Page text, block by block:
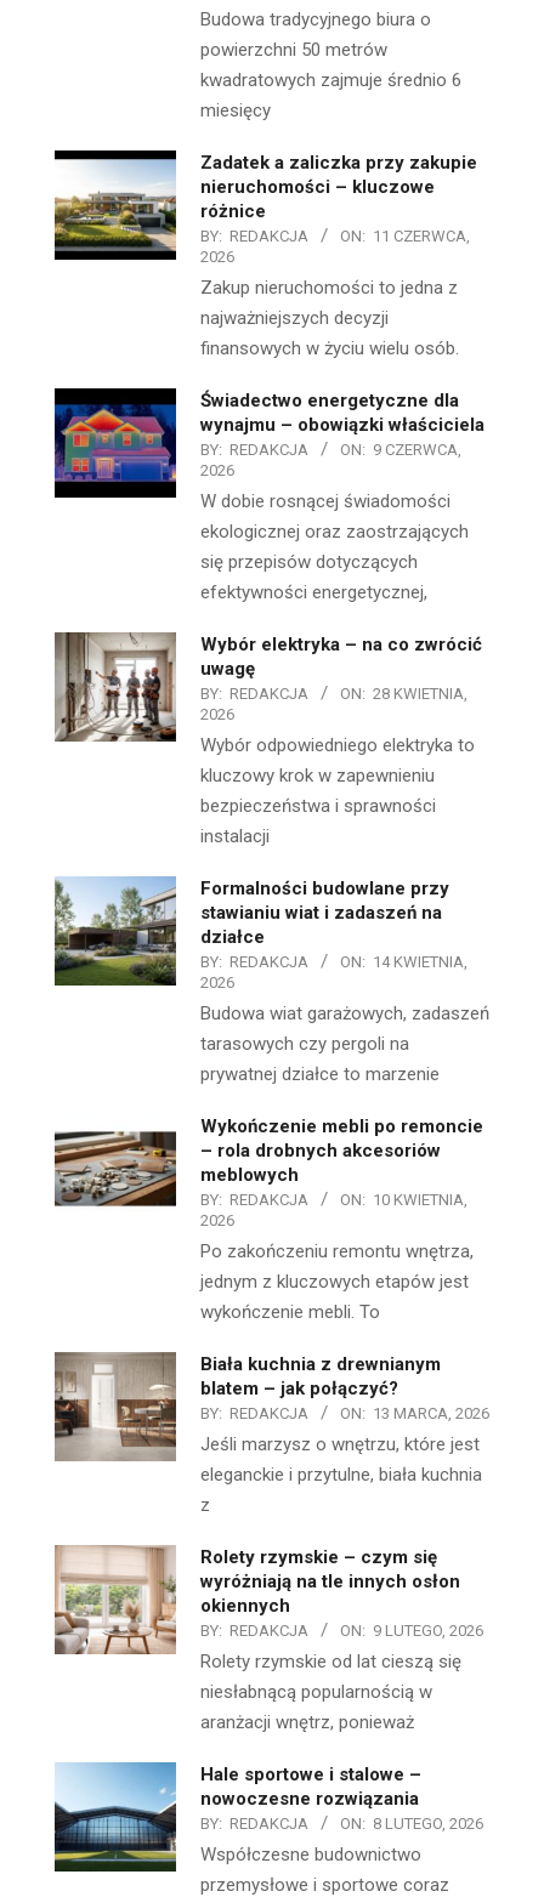
Budowa tradycyjnego biura o
powierzchni 50 metrów
kwadratowych zajmuje średnio 6
miesięcy
Zadatek a zaliczka przy zakupie
nieruchomości – kluczowe
różnice
BY: REDAKCJA ON: 11 CZERWCA,
2026
Zakup nieruchomości to jedna z
najważniejszych decyzji
finansowych w życiu wielu osób.
Świadectwo energetyczne dla
wynajmu – obowiązki właściciela
BY: REDAKCJA ON: 9 CZERWCA,
2026
W dobie rosnącej świadomości
ekologicznej oraz zaostrzających
się przepisów dotyczących
efektywności energetycznej,
Wybór elektryka – na co zwrócić
uwagę
BY: REDAKCJA ON: 28 KWIETNIA,
2026
Wybór odpowiedniego elektryka to
kluczowy krok w zapewnieniu
bezpieczeństwa i sprawności
instalacji
Formalności budowlane przy
stawianiu wiat i zadaszeń na
działce
BY: REDAKCJA ON: 14 KWIETNIA,
2026
Budowa wiat garażowych, zadaszeń
tarasowych czy pergoli na
prywatnej działce to marzenie
Wykończenie mebli po remoncie
– rola drobnych akcesoriów
meblowych
BY: REDAKCJA ON: 10 KWIETNIA,
2026
Po zakończeniu remontu wnętrza,
jednym z kluczowych etapów jest
wykończenie mebli. To
Biała kuchnia z drewnianym
blatem – jak połączyć?
BY: REDAKCJA ON: 13 MARCA, 2026
Jeśli marzysz o wnętrzu, które jest
eleganckie i przytulne, biała kuchnia
z
Rolety rzymskie – czym się
wyróżniają na tle innych osłon
okiennych
BY: REDAKCJA ON: 9 LUTEGO, 2026
Rolety rzymskie od lat cieszą się
niesłabnącą popularnością w
aranżacji wnętrz, ponieważ
Hale sportowe i stalowe –
nowoczesne rozwiązania
BY: REDAKCJA ON: 8 LUTEGO, 2026
Współczesne budownictwo
przemysłowe i sportowe coraz